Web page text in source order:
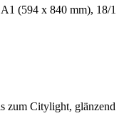
(594 x 840 mm), 18/1
zum Citylight, glänzend